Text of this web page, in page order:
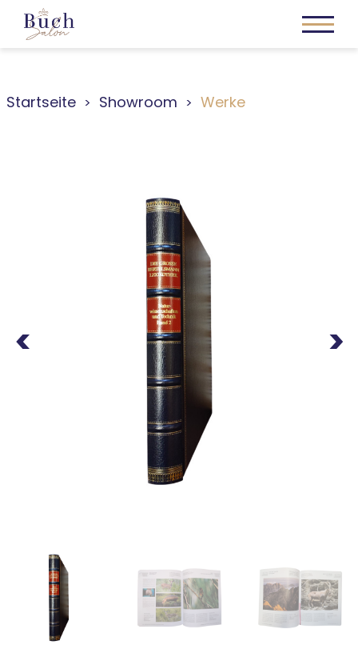
Startseite Showroom Werke
Next